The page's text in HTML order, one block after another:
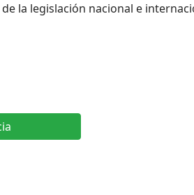
la legislación nacional e